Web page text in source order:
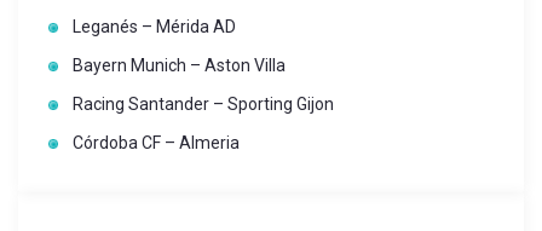
Leganés – Mérida AD
Bayern Munich – Aston Villa
Racing Santander – Sporting Gijon
Córdoba CF – Almeria